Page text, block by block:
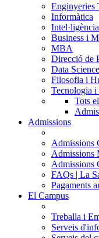
Enginyeries
Informàtica
Business i
MBA
Direcció de
Data
Filosofia i
Tecnologia i
Tots
Admissions
Admissions
Admissions
Admissions
FAQs | La
Pagaments
El Campus
Treballa i
Serveis